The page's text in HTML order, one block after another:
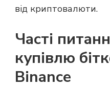
від криптовалюти.
Часті
купівлю
Binance